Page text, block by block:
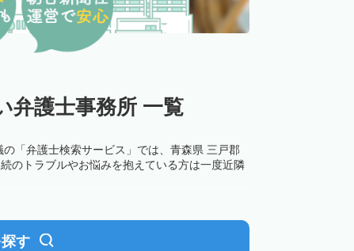
弁護士事務所 一覧
「弁護士検索サービス」では、青森県 三戸郡
のトラブルやお悩みを抱えている方は一度近隣
す